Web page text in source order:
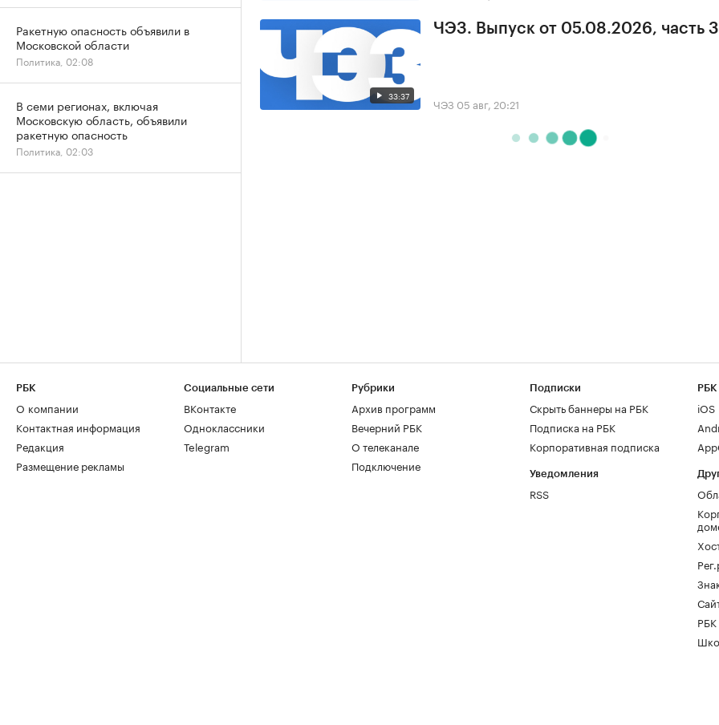
33:37
ЧЭЗ. Выпуск от 05.08.2026, часть 3
ЧЭЗ 05 авг, 20:21
Ракетную опасность объявили в
Московской области
Политика, 02:08
В семи регионах, включая
Московскую область, объявили
ракетную опасность
Политика, 02:03
РБК
О компании
Контактная информация
Редакция
Размещение рекламы
Социальные сети
ВКонтакте
Одноклассники
Telegram
Рубрики
Архив программ
Вечерний РБК
О телеканале
Подключение
Подписки
Скрыть баннеры на РБК
Подписка на РБК
Корпоративная подписка
Уведомления
RSS
РБК
iOS